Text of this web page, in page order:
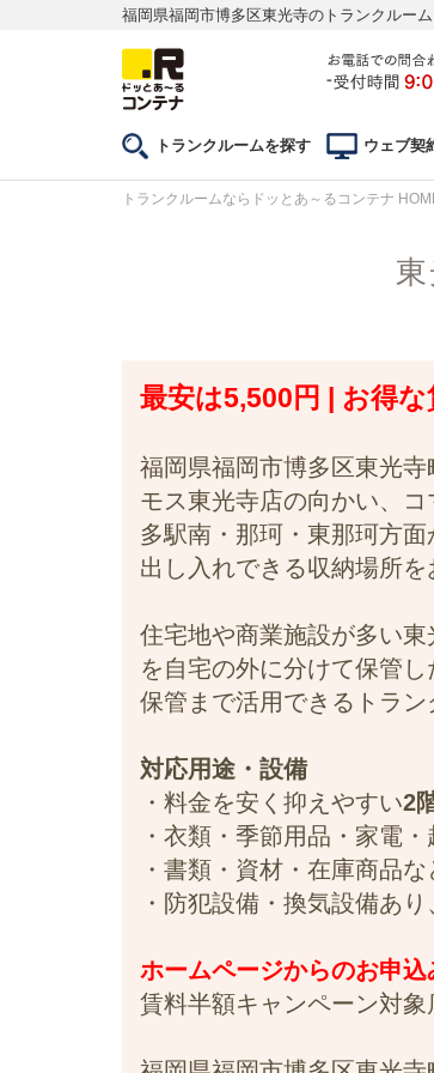
福岡県福岡市博多区東光寺のトランクルー
トランクルームを探す ウェブ契
トランクルームならドッとあ～るコンテナ
最安は5,500円 | お得
福岡県福岡市博多区東光
モス東光寺店の向かい、
多駅南・那珂・東那珂方
出し入れできる収納場所を
住宅地や商業施設が多い
を自宅の外に分けて保管
保管まで活用できるトラン
対応用途・設備
・料金を安く抑えやすい2
・衣類・季節用品・家電
・書類・資材・在庫商品
・防犯設備・換気設備あ
ホームページからのお申込
賃料半額キャンペーン対象